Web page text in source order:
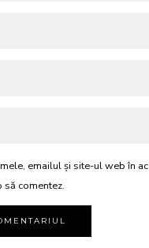
emailul și site-ul web în
să comentez.